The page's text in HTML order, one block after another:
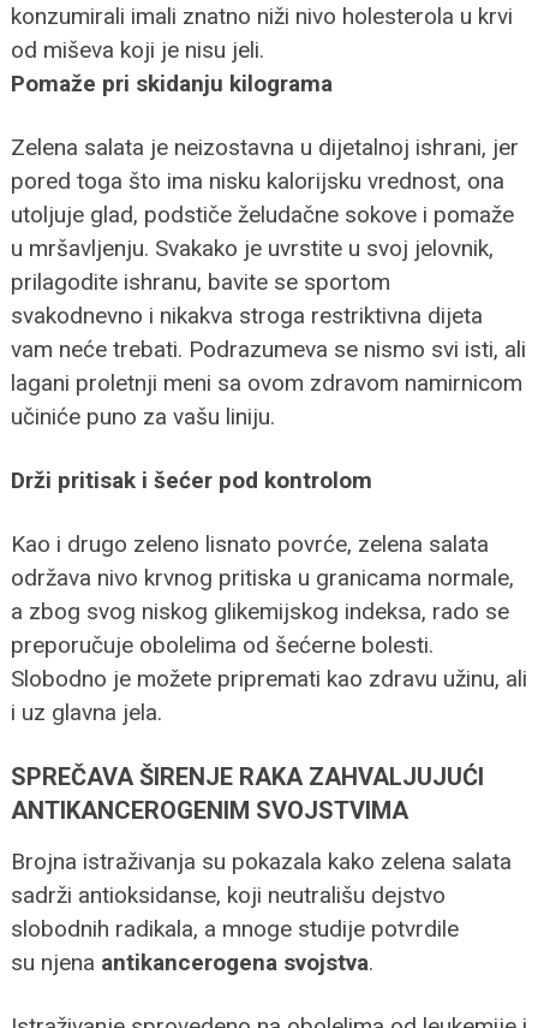
konzumirali imali znatno niži nivo holesterola u krvi
od miševa koji je nisu jeli.
Pomaže pri skidanju kilograma
Zelena salata je neizostavna u dijetalnoj ishrani, jer
pored toga što ima nisku kalorijsku vrednost, ona
utoljuje glad, podstiče želudačne sokove i pomaže
u mršavljenju. Svakako je uvrstite u svoj jelovnik,
prilagodite ishranu, bavite se sportom
svakodnevno i nikakva stroga restriktivna dijeta
vam neće trebati. Podrazumeva se nismo svi isti, ali
lagani proletnji meni sa ovom zdravom namirnicom
učiniće puno za vašu liniju.
Drži pritisak i šećer pod kontrolom
Kao i drugo zeleno lisnato povrće, zelena salata
održava nivo krvnog pritiska u granicama normale,
a zbog svog niskog glikemijskog indeksa, rado se
preporučuje obolelima od šećerne bolesti.
Slobodno je možete pripremati kao zdravu užinu, ali
i uz glavna jela.
SPREČAVA ŠIRENJE RAKA ZAHVALJUJUĆI
ANTIKANCEROGENIM SVOJSTVIMA
Brojna istraživanja su pokazala kako zelena salata
sadrži antioksidanse, koji neutrališu dejstvo
slobodnih radikala, a mnoge studije potvrdile
su njena antikancerogena svojstva.